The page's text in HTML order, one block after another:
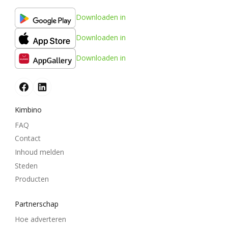
Downloaden in
Downloaden in
Downloaden in
Kimbino
FAQ
Contact
Inhoud melden
Steden
Producten
Partnerschap
Hoe adverteren